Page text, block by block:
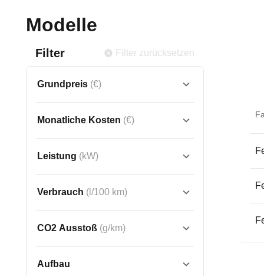
Modelle
Filter Filter zurücksetzen
Grundpreis (€)
Monatliche Kosten (€)
Leistung (kW)
Verbrauch (l/100 km)
CO2 Ausstoß (g/km)
Aufbau